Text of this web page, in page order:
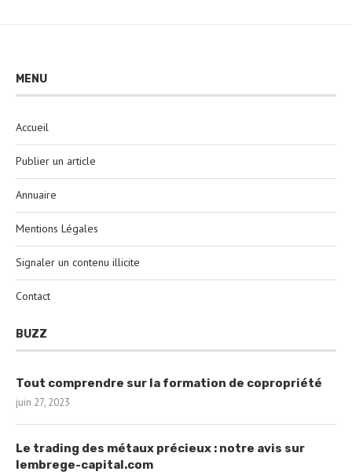
MENU
Accueil
Publier un article
Annuaire
Mentions Légales
Signaler un contenu illicite
Contact
BUZZ
Tout comprendre sur la formation de copropriété
juin 27, 2023
Le trading des métaux précieux : notre avis sur
lembrege-capital.com